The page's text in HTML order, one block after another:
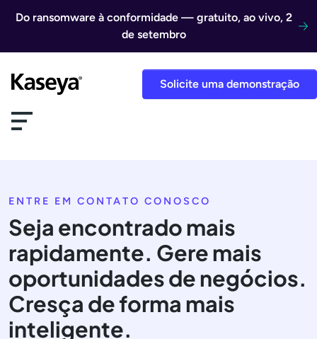
Do ransomware à conformidade — gratuito, ao vivo, 2
de setembro
Solicite uma demonstração
ENTRE EM CONTATO CONOSCO
Seja encontrado mais
rapidamente. Gere mais
oportunidades de negócios.
Cresça de forma mais
inteligente.